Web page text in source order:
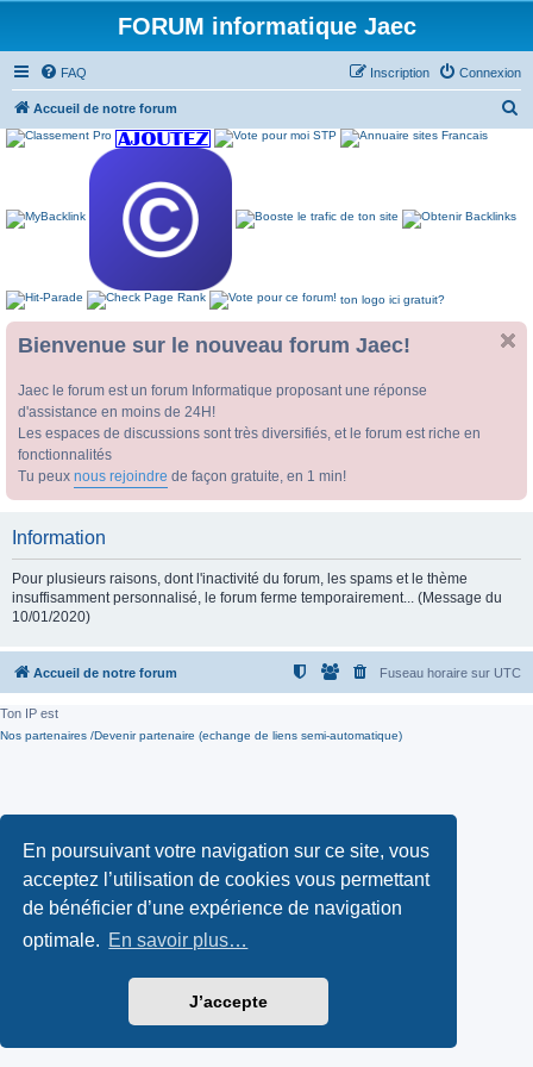
En poursuivant votre navigation sur ce site, vous
acceptez l’utilisation de cookies vous permettant
de bénéficier d’une expérience de navigation
optimale. En savoir plus…
J’accepte
FORUM informatique Jaec
FAQ Connexion
Inscription
Accueil de notre forum
ton logo ici gratuit?
Bienvenue sur le nouveau forum Jaec!
Jaec le forum est un forum Informatique proposant une réponse
d'assistance en moins de 24H!
Les espaces de discussions sont très diversifiés, et le forum est riche en
fonctionnalités
Tu peux nous rejoindre de façon gratuite, en 1 min!
Information
Pour plusieurs raisons, dont l'inactivité du forum, les spams et le thème
insuffisamment personnalisé, le forum ferme temporairement... (Message du
10/01/2020)
Accueil de notre forum Fuseau horaire sur UTC
Ton IP est
Nos partenaires /Devenir partenaire (echange de liens semi-automatique)